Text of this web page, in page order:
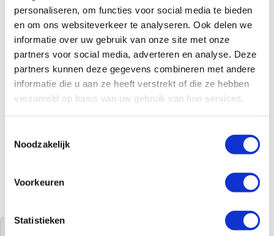
personaliseren, om functies voor social media te bieden
en om ons websiteverkeer te analyseren. Ook delen we
informatie over uw gebruik van onze site met onze
partners voor social media, adverteren en analyse. Deze
partners kunnen deze gegevens combineren met andere
informatie die u aan ze heeft verstrekt of die ze hebben
verzameld op basis van uw gebruik van hun services.
Noodzakelijk
Voorkeuren
Statistieken